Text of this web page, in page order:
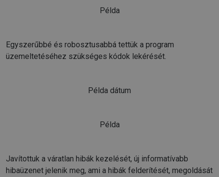
Példa
Egyszerűbbé és robosztusabbá tettük a program
üzemeltetéséhez szükséges kódok lekérését.
Példa dátum
Példa
Javítottuk a váratlan hibák kezelését, új informatívabb
hibaüzenet jelenik meg, ami a hibák felderítését, megoldását